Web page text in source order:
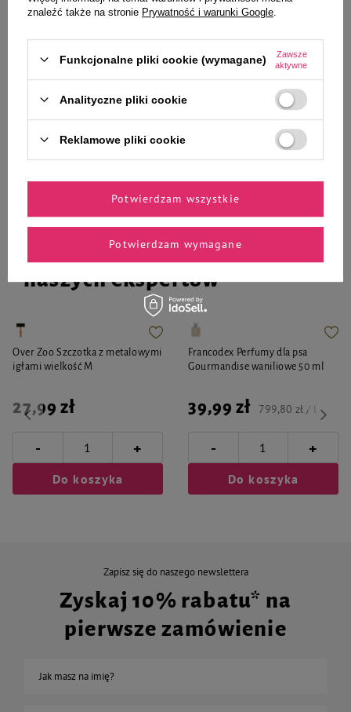
26,77 zł 26,77 zł / kg
- +
26,77 zł 26,77 zł / kg
Do koszyka
Zaufane i polecane przez
naszych ekspertów
Over Zoo Szczotka z metalowymi
igłami wielkość M
27,99 zł
- +
Do koszyka
Francodex Perfumy dla psa
Gourmandise waniliowe 50 ml
39,99 zł 799,80 zł / l
- +
Do koszyka
Zapisz się do naszego newslettera
Zyskaj 10% rabatu* na
pierwsze zamówienie
Jak masz na imię?
znaleźć także na stronie Prywatność i warunki Google
Funkcjonalne pliki cookie (wymagane)
Zawsze
aktywne
Analityczne pliki cookie
Reklamowe pliki cookie
Potwierdzam wymagane
Potwierdzam wszystkie